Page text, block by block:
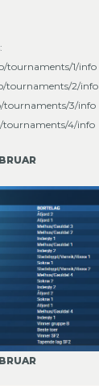
tournaments/1/info
tournaments/2/info
tournaments/3/info
4/info